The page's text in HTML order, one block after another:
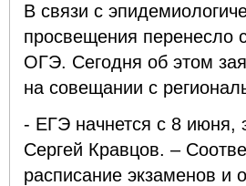
В связи с
просвещения перенесло
ОГЭ. Сегодня об этом
на совещании с
- ЕГЭ начнется с 8 июня,
Сергей Кравцов. –
расписание экзаменов и